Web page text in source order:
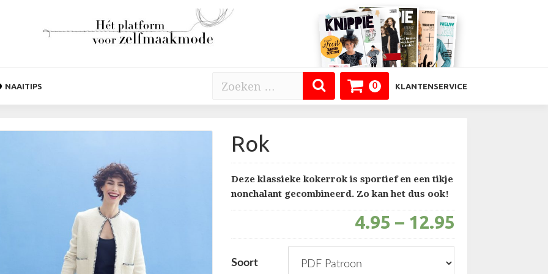
right
NAAITIPS
Zoeken
0 KLANTENSERVICE
Rok
Deze klassieke kokerrok is sportief en een tikje
nonchalant gecombineerd. Zo kan het dus ook!
4.95 – 12.95
Soort